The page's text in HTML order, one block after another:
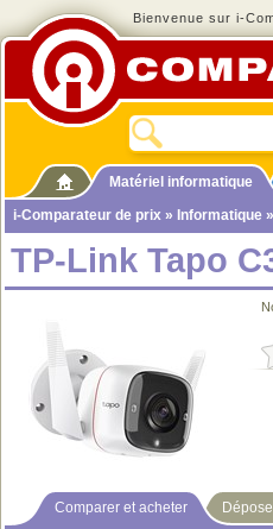
Bienvenue sur i-
Matériel informatique
i-Comparateur de prix » Informatique »
TP-Link Tapo
Comparer et acheter